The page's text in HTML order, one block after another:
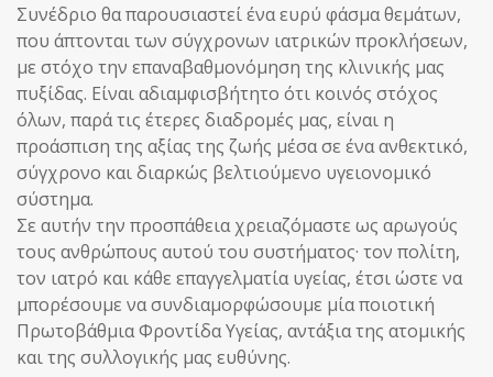
Συνέδριο θα παρουσιαστεί ένα ευρύ φάσμα θεμάτων,
που άπτονται των σύγχρονων ιατρικών προκλήσεων,
με στόχο την επαναβαθμονόμηση της κλινικής μας
πυξίδας. Είναι αδιαμφισβήτητο ότι κοινός στόχος
όλων, παρά τις έτερες διαδρομές μας, είναι η
προάσπιση της αξίας της ζωής μέσα σε ένα ανθεκτικό,
σύγχρονο και διαρκώς βελτιούμενο υγειονομικό
σύστημα.
Σε αυτήν την προσπάθεια χρειαζόμαστε ως αρωγούς
τους ανθρώπους αυτού του συστήματος· τον πολίτη,
τον ιατρό και κάθε επαγγελματία υγείας, έτσι ώστε να
μπορέσουμε να συνδιαμορφώσουμε μία ποιοτική
Πρωτοβάθμια Φροντίδα Υγείας, αντάξια της ατομικής
και της συλλογικής μας ευθύνης.